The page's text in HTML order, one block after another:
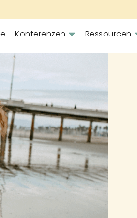
Konferenzen Ressourcen